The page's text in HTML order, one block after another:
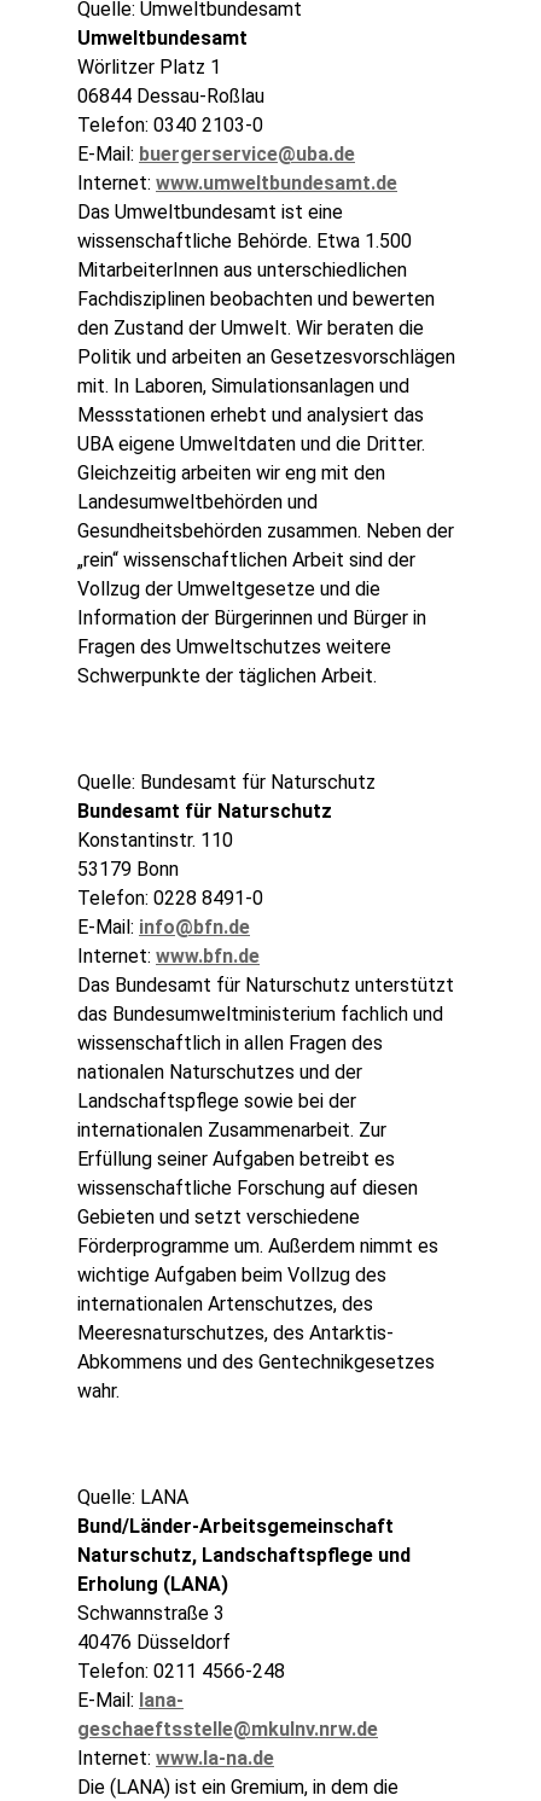
Quelle: Umweltbundesamt
Umweltbundesamt
Wörlitzer Platz 1
06844 Dessau-Roßlau
Telefon: 0340 2103-0
E-Mail: buergerservice@uba.de
Internet: www.umweltbundesamt.de
Das Umweltbundesamt ist eine
wissenschaftliche Behörde. Etwa 1.500
MitarbeiterInnen aus unterschiedlichen
Fachdisziplinen beobachten und bewerten
den Zustand der Umwelt. Wir beraten die
Politik und arbeiten an Gesetzesvorschlägen
mit. In Laboren, Simulationsanlagen und
Messstationen erhebt und analysiert das
UBA eigene Umweltdaten und die Dritter.
Gleichzeitig arbeiten wir eng mit den
Landesumweltbehörden und
Gesundheitsbehörden zusammen. Neben der
„rein“ wissenschaftlichen Arbeit sind der
Vollzug der Umweltgesetze und die
Information der Bürgerinnen und Bürger in
Fragen des Umweltschutzes weitere
Schwerpunkte der täglichen Arbeit.
Quelle: Bundesamt für Naturschutz
Bundesamt für Naturschutz
Konstantinstr. 110
53179 Bonn
Telefon: 0228 8491-0
E-Mail: info@bfn.de
Internet: www.bfn.de
Das Bundesamt für Naturschutz unterstützt
das Bundesumweltministerium fachlich und
wissenschaftlich in allen Fragen des
nationalen Naturschutzes und der
Landschaftspflege sowie bei der
internationalen Zusammenarbeit. Zur
Erfüllung seiner Aufgaben betreibt es
wissenschaftliche Forschung auf diesen
Gebieten und setzt verschiedene
Förderprogramme um. Außerdem nimmt es
wichtige Aufgaben beim Vollzug des
internationalen Artenschutzes, des
Meeresnaturschutzes, des Antarktis-
Abkommens und des Gentechnikgesetzes
wahr.
Quelle: LANA
Bund/Länder-Arbeitsgemeinschaft
Naturschutz, Landschaftspflege und
Erholung (LANA)
Schwannstraße 3
40476 Düsseldorf
Telefon: 0211 4566-248
E-Mail: lana-
geschaeftsstelle@mkulnv.nrw.de
Internet: www.la-na.de
Die (LANA) ist ein Gremium, in dem die